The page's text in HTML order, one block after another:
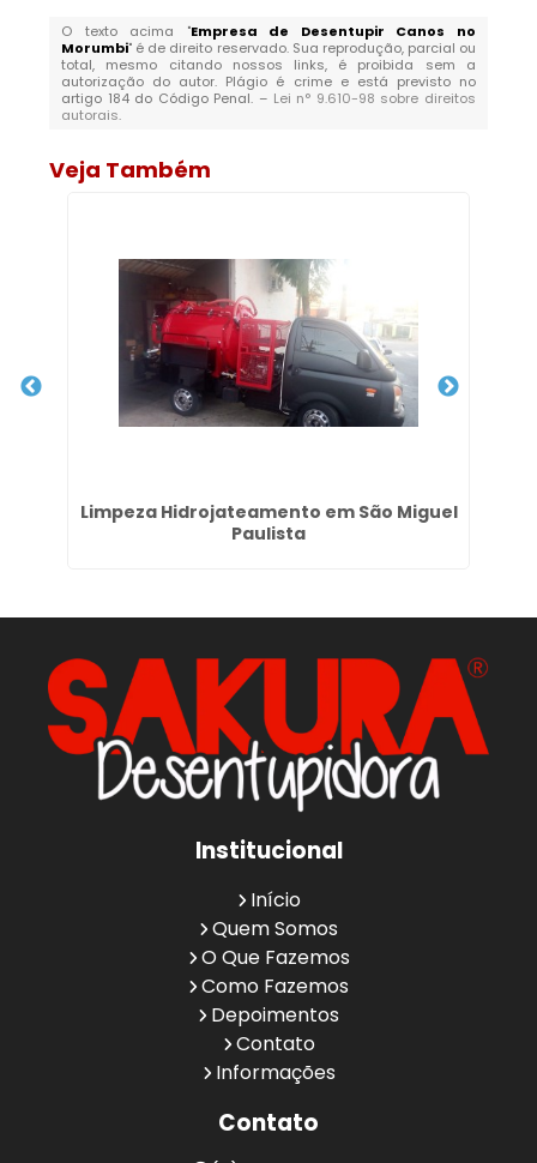
O texto acima "Empresa de Desentupir Canos no
Morumbi" é de direito reservado. Sua reprodução, parcial ou
total, mesmo citando nossos links, é proibida sem a
autorização do autor. Plágio é crime e está previsto no
artigo 184 do Código Penal. – Lei n° 9.610-98 sobre direitos
autorais.
Veja Também
Limpeza Hidrojateamento em São Miguel
Paulista
Institucional
Início
Quem Somos
O Que Fazemos
Como Fazemos
Depoimentos
Contato
Informações
Contato